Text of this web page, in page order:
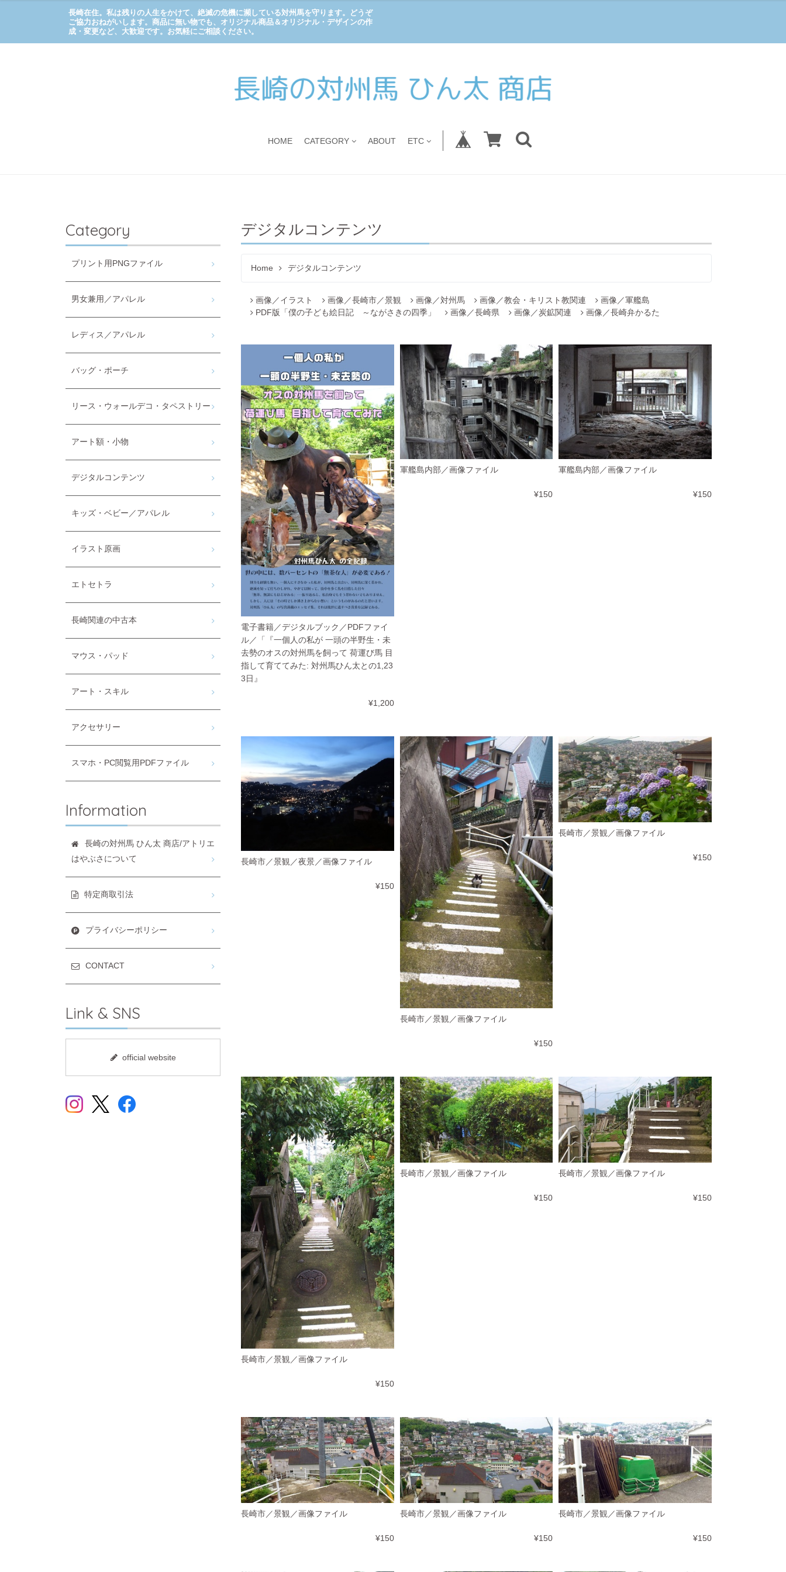
長崎在住。私は残りの人生をかけて、絶滅の危機に瀕している対州馬を守ります。どうぞ
ご協力おねがいします。商品に無い物でも、オリジナル商品＆オリジナル・デザインの作
成・変更など、大歓迎です。お気軽にご相談ください。
HOME CATEGORY ABOUT ETC
デジタルコンテンツ
Home デジタルコンテンツ
画像／イラスト 画像／長崎市／景観 画像／対州馬 画像／教会・キリスト教関連
画像／軍艦島
PDF版「僕の子ども絵日記 ～ながさきの四季」
画像／長崎県 画像／炭鉱関連 画像／長崎弁かるた
電子書籍／デジタルブック／PDFファイ
ル／「『一個人の私が 一頭の半野生・未
去勢のオスの対州馬を飼って 荷運び馬 目
指して育ててみた: 対州馬ひん太との1,23
3日』
¥1,200
軍艦島内部／画像ファイル
¥150
軍艦島内部／画像ファイル
¥150
長崎市／景観／夜景／画像ファイル
¥150
長崎市／景観／画像ファイル
¥150
長崎市／景観／画像ファイル
¥150
長崎市／景観／画像ファイル
¥150
長崎市／景観／画像ファイル
¥150
長崎市／景観／画像ファイル
¥150
長崎市／景観／画像ファイル
¥150
長崎市／景観／画像ファイル
¥150
長崎市／景観／画像ファイル
¥150
Category
プリント用PNGファイル
男女兼用／アパレル
レディス／アパレル
バッグ・ポーチ
リース・ウォールデコ・タペストリー
アート額・小物
デジタルコンテンツ
キッズ・ベビー／アパレル
イラスト原画
エトセトラ
長崎関連の中古本
マウス・パッド
アート・スキル
アクセサリー
スマホ・PC閲覧用PDFファイル
Information
長崎の対州馬 ひん太 商店/アトリエ
はやぶさについて
特定商取引法
プライバシーポリシー
CONTACT
Link & SNS
official website